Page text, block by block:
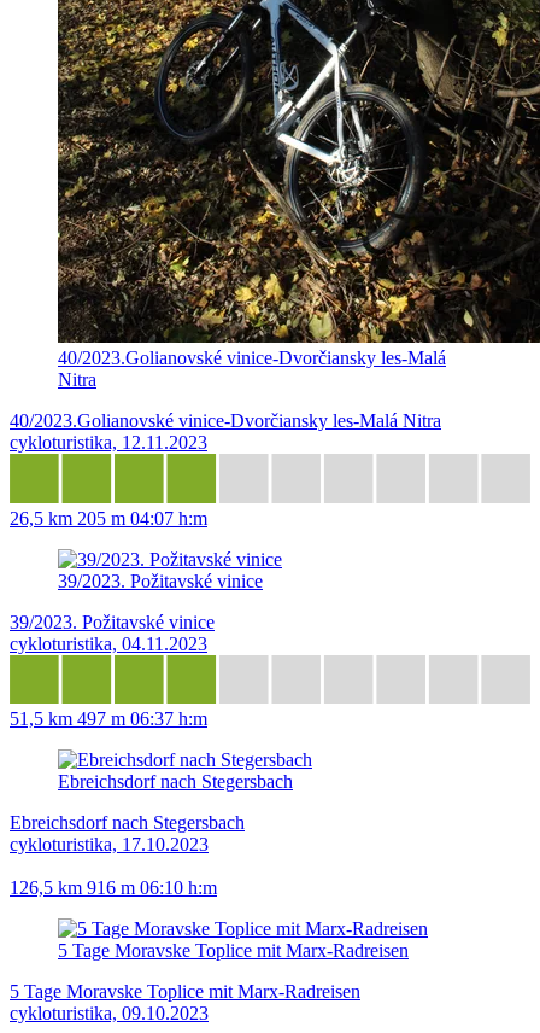
40/2023.Golianovské vinice-Dvorčiansky les-Malá
Nitra
40/2023.Golianovské vinice-Dvorčiansky les-Malá Nitra
cykloturistika, 12.11.2023
26,5 km 205 m 04:07 h:m
39/2023. Požitavské vinice
39/2023. Požitavské vinice
cykloturistika, 04.11.2023
51,5 km 497 m 06:37 h:m
Ebreichsdorf nach Stegersbach
Ebreichsdorf nach Stegersbach
cykloturistika, 17.10.2023
126,5 km 916 m 06:10 h:m
5 Tage Moravske Toplice mit Marx-Radreisen
5 Tage Moravske Toplice mit Marx-Radreisen
cykloturistika, 09.10.2023